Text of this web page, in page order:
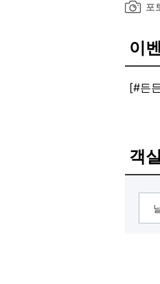
포
이
[#든
군산
오시
진
[#무
객